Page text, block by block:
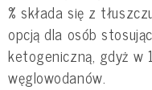
% składa się z
opcją dla osób
ketogeniczną, gdyż
węglowodanów.